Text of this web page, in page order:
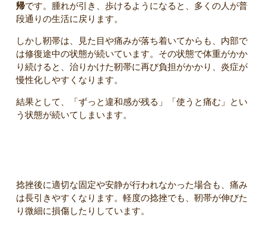
帰です。腫れが引き、歩けるようになると、多くの人が普
段通りの生活に戻ります。
しかし靭帯は、見た目や痛みが落ち着いてからも、内部で
は修復途中の状態が続いています。その状態で体重がかか
り続けると、治りかけた靭帯に再び負担がかかり、炎症が
慢性化しやすくなります。
結果として、「ずっと違和感が残る」「使うと痛む」とい
う状態が続いてしまいます。
捻挫後に適切な固定や安静が行われなかった場合も、痛み
は長引きやすくなります。軽度の捻挫でも、靭帯が伸びた
り微細に損傷したりしています。